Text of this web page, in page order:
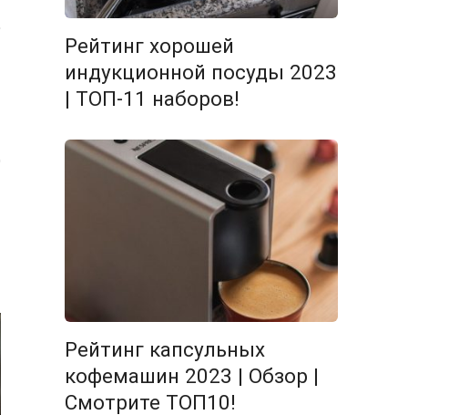
Рейтинг хорошей
индукционной посуды 2023
| ТОП-11 наборов!
Рейтинг капсульных
кофемашин 2023 | Обзор |
Смотрите ТОП10!